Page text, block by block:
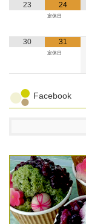
23 24
定休日
30 31
定休日
Facebook